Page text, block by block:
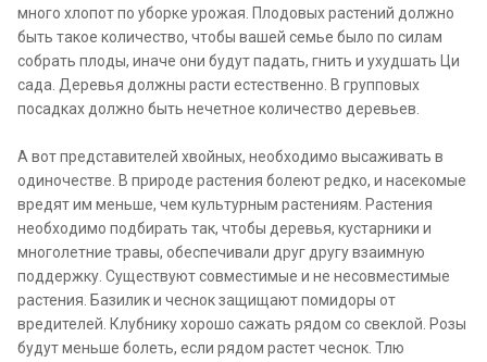
много хлопот по уборке урожая. Плодовых растений должно
быть такое количество, чтобы вашей семье было по силам
собрать плоды, иначе они будут падать, гнить и ухудшать Ци
сада. Деревья должны расти естественно. В групповых
посадках должно быть нечетное количество деревьев.
А вот представителей хвойных, необходимо высаживать в
одиночестве. В природе растения болеют редко, и насекомые
вредят им меньше, чем культурным растениям. Растения
необходимо подбирать так, чтобы деревья, кустарники и
многолетние травы, обеспечивали друг другу взаимную
поддержку. Существуют совместимые и не несовместимые
растения. Базилик и чеснок защищают помидоры от
вредителей. Клубнику хорошо сажать рядом со свеклой. Розы
будут меньше болеть, если рядом растет чеснок. Тлю